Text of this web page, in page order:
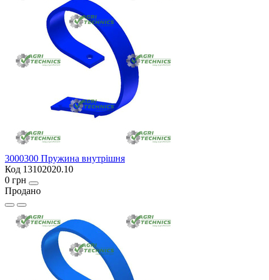
3000300 Пружина внутрішня
Код 13102020.10
0 грн
Продано